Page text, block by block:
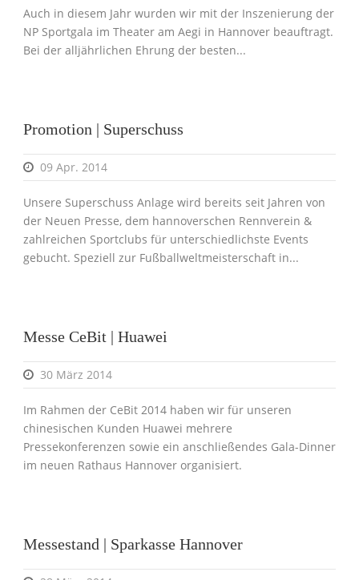
Auch in diesem Jahr wurden wir mit der Inszenierung der
NP Sportgala im Theater am Aegi in Hannover beauftragt.
Bei der alljährlichen Ehrung der besten...
Promotion | Superschuss
09 Apr. 2014
Unsere Superschuss Anlage wird bereits seit Jahren von
der Neuen Presse, dem hannoverschen Rennverein &
zahlreichen Sportclubs für unterschiedlichste Events
gebucht. Speziell zur Fußballweltmeisterschaft in...
Messe CeBit | Huawei
30 März 2014
Im Rahmen der CeBit 2014 haben wir für unseren
chinesischen Kunden Huawei mehrere
Pressekonferenzen sowie ein anschließendes Gala-Dinner
im neuen Rathaus Hannover organisiert.
Messestand | Sparkasse Hannover